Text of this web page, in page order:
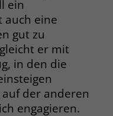
ein
auch eine
gut zu
er mit
in den die
der anderen
engagieren.